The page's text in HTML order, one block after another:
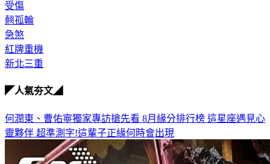
受傷
翹孤輪
急煞
紅牌重機
新北三重
◤人氣夯文◢
何潤東、曹佑寧獨家專訪搶先看 8月緣分排行榜 這星座遇見心
靈夥伴 超準測字!這輩子正緣何時會出現